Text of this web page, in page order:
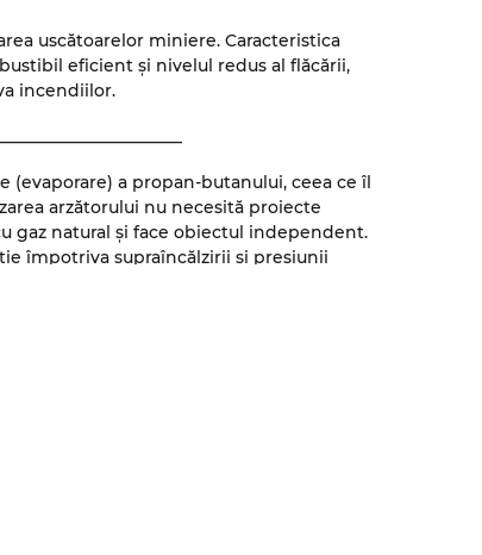
uscătoarelor miniere. Caracteristica
eficient și nivelul redus al flăcării,
incendiilor.
(evaporare) a propan-butanului, ceea ce îl
arzătorului nu necesită proiecte
gaz natural și face obiectul independent.
împotriva supraîncălzirii și presiunii